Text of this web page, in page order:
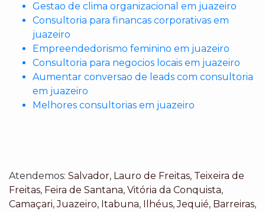
Gestao de clima organizacional em juazeiro
Consultoria para financas corporativas em
juazeiro
Empreendedorismo feminino em juazeiro
Consultoria para negocios locais em juazeiro
Aumentar conversao de leads com consultoria
em juazeiro
Melhores consultorias em juazeiro
Atendemos: Salvador, Lauro de Freitas, Teixeira de
Freitas, Feira de Santana, Vitória da Conquista,
Camaçari,Juazeiro, Itabuna, Ilhéus,Jequié, Barreiras,